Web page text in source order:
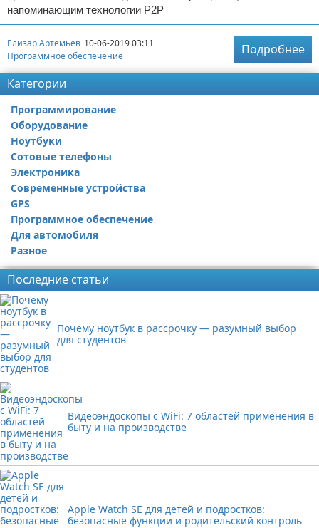
напоминающим технологии Р2Р
Елизар Артемьев 10-06-2019 03:11
Программное обеспечение
Подробнее
Категории
Программирование
Оборудование
Ноутбуки
Сотовые телефоны
Электроника
Современные устройства
GPS
Программное обеспечение
Для автомобиля
Разное
Последние статьи
Почему ноутбук в рассрочку — разумный выбор
для студентов
Видеоэндоскопы с WiFi: 7 областей применения в
быту и на производстве
Apple Watch SE для детей и подростков:
безопасные функции и родительский контроль